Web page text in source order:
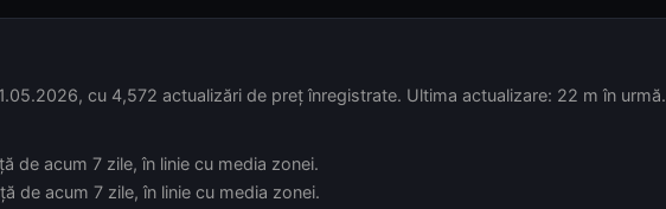
cu 4,572 actualizări de preț înregistrate. Ultima actualizare: 22 m în urmă.
de acum 7 zile, în linie cu media zonei.
de acum 7 zile, în linie cu media zonei.